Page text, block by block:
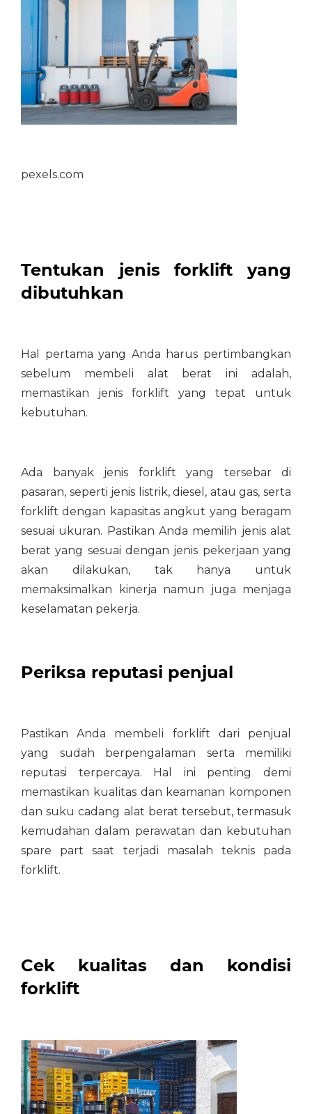
pexels.com
Tentukan jenis forklift yang
dibutuhkan
Hal pertama yang Anda harus pertimbangkan
sebelum membeli alat berat ini adalah,
memastikan jenis forklift yang tepat untuk
kebutuhan.
Ada banyak jenis forklift yang tersebar di
pasaran, seperti jenis listrik, diesel, atau gas, serta
forklift dengan kapasitas angkut yang beragam
sesuai ukuran. Pastikan Anda memilih jenis alat
berat yang sesuai dengan jenis pekerjaan yang
akan dilakukan, tak hanya untuk
memaksimalkan kinerja namun juga menjaga
keselamatan pekerja.
Periksa reputasi penjual
Pastikan Anda membeli forklift dari penjual
yang sudah berpengalaman serta memiliki
reputasi terpercaya. Hal ini penting demi
memastikan kualitas dan keamanan komponen
dan suku cadang alat berat tersebut, termasuk
kemudahan dalam perawatan dan kebutuhan
spare part saat terjadi masalah teknis pada
forklift.
Cek kualitas dan kondisi
forklift